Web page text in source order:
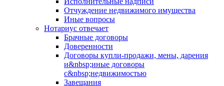
Отчуждение недвижимого имущества
Иные вопросы
Нотариус отвечает
Брачные договоры
Доверенности
Договоры купли-продажи, мены, дарения
и&nbsp;иные договоры
с&nbsp;недвижимостью
Завещания